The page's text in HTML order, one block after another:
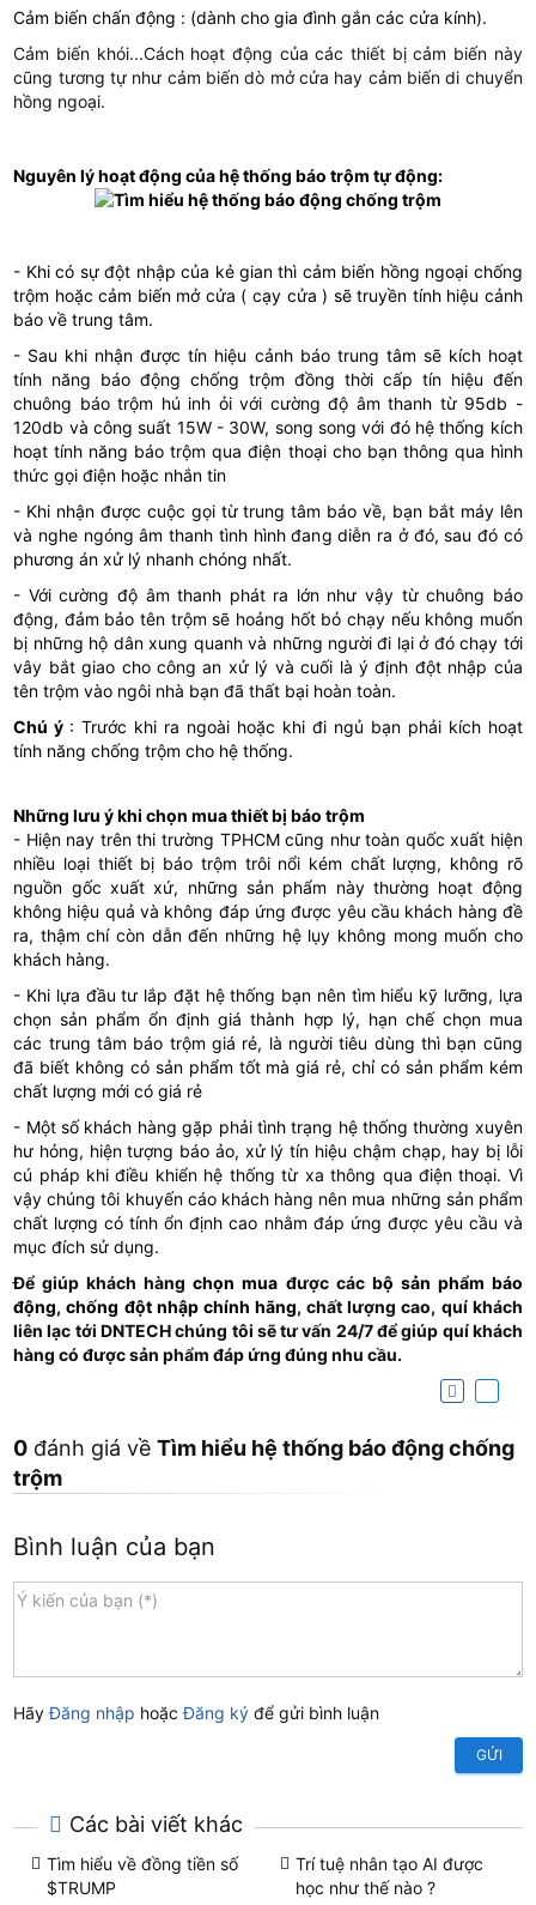
Cảm biến chấn động : (dành cho gia đình gắn các cửa kính).
Cảm biến khói...Cách hoạt động của các thiết bị cảm biến này
cũng tương tự như cảm biến dò mở cửa hay cảm biến di chuyển
hồng ngoại.
Nguyên lý hoạt động của hệ thống báo trộm tự động:
- Khi có sự đột nhập của kẻ gian thì cảm biến hồng ngoại chống
trộm hoặc cảm biến mở cửa ( cạy cửa ) sẽ truyền tính hiệu cảnh
báo về trung tâm.
- Sau khi nhận được tín hiệu cảnh báo trung tâm sẽ kích hoạt
tính năng báo động chống trộm đồng thời cấp tín hiệu đến
chuông báo trộm hú inh ỏi với cường độ âm thanh từ 95db -
120db và công suất 15W - 30W, song song với đó hệ thống kích
hoạt tính năng báo trộm qua điện thoại cho bạn thông qua hình
thức gọi điện hoặc nhắn tin
- Khi nhận được cuộc gọi từ trung tâm báo về, bạn bắt máy lên
và nghe ngóng âm thanh tình hình đang diễn ra ở đó, sau đó có
phương án xử lý nhanh chóng nhất.
- Với cường độ âm thanh phát ra lớn như vậy từ chuông báo
động, đảm bảo tên trộm sẽ hoảng hốt bỏ chạy nếu không muốn
bị những hộ dân xung quanh và những người đi lại ở đó chạy tới
vây bắt giao cho công an xử lý và cuối là ý định đột nhập của
tên trộm vào ngôi nhà bạn đã thất bại hoàn toàn.
Chú ý : Trước khi ra ngoài hoặc khi đi ngủ bạn phải kích hoạt
tính năngchống trộm cho hệ thống.
Những lưu ý khi chọn mua thiết bị báo trộm
- Hiện nay trên thi trường TPHCM cũng như toàn quốc xuất hiện
nhiều loại thiết bị báo trộm trôi nổi kém chất lượng, không rõ
nguồn gốc xuất xứ, những sản phẩm này thường hoạt động
không hiệu quả và không đáp ứng được yêu cầu khách hàng đề
ra, thậm chí còn dẫn đến những hệ lụy không mong muốn cho
khách hàng.
- Khi lựa đầu tư lắp đặt hệ thống bạn nên tìm hiểu kỹ lưỡng, lựa
chọn sản phẩm ổn định giá thành hợp lý, hạn chế chọn mua
các trung tâm báo trộm giá rẻ, là người tiêu dùng thì bạn cũng
đã biết không có sản phẩm tốt mà giá rẻ, chỉ có sản phẩm kém
chất lượng mới có giá rẻ
- Một số khách hàng gặp phải tình trạng hệ thống thường xuyên
hư hỏng, hiện tượng báo ảo, xử lý tín hiệu chậm chạp, hay bị lỗi
cú pháp khi điều khiển hệ thống từ xa thông qua điện thoại. Vì
vậy chúng tôi khuyến cáo khách hàng nên mua những sản phẩm
chất lượng có tính ổn định cao nhằm đáp ứng được yêu cầu và
mục đích sử dụng.
Để giúp khách hàngchọn mua được các bộ sản phẩm báo
động, chống đột nhập chính hãng, chất lượng cao, quí khách
liên lạc tới DNTECH chúng tôi sẽ tư vấn 24/7 để giúp quí khách
hàng có được sản phẩm đáp ứng đúng nhu cầu.
0 đánh giá vềTìm hiểu hệ thống báo động chống
trộm
Bình luận của bạn
HãyĐăng nhập hoặcĐăng ký để gửi bình luận
GỬI
Các bài viết khác
Tìm hiểu về đồng tiền số
$TRUMP
Trí tuệ nhân tạo AI được
học như thế nào ?